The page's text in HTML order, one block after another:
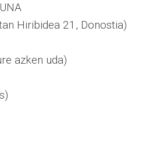
Hiribidea 21, Donostia)
azken uda)